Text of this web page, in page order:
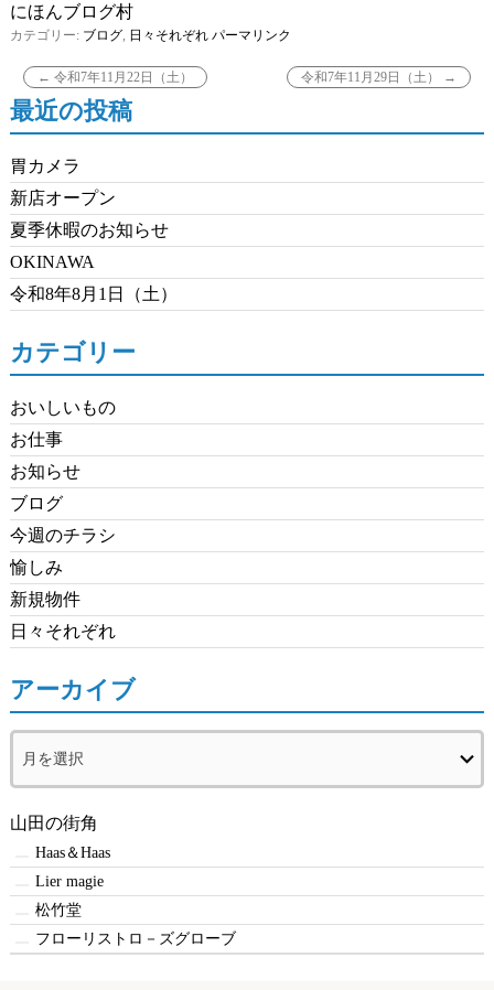
にほんブログ村
カテゴリー: ブログ, 日々それぞれ パーマリンク
← 令和7年11月22日（土） 令和7年11月29日（土） →
最近の投稿
胃カメラ
新店オープン
夏季休暇のお知らせ
OKINAWA
令和8年8月1日（土）
カテゴリー
おいしいもの
お仕事
お知らせ
ブログ
今週のチラシ
愉しみ
新規物件
日々それぞれ
アーカイブ
ー
イ
山田の街角
Haas＆Haas
Lier magie
松竹堂
フローリストロ－ズグローブ